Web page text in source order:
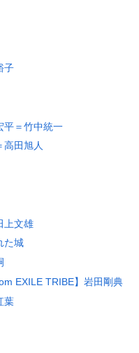
子
平＝竹中統一
高田旭人
上文雄
た城
EXILE TRIBE】岩田剛典
葉